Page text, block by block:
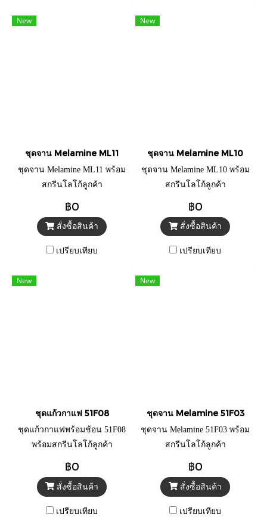
New
ชุดจาน Melamine ML11
ชุดจาน Melamine ML11 พร้อม
สกรีนโลโก้ลูกค้า
฿0
สั่งซื้อสินค้า
เปรียบเทียบ
New
ชุดจาน Melamine ML10
ชุดจาน Melamine ML10 พร้อม
สกรีนโลโก้ลูกค้า
฿0
สั่งซื้อสินค้า
เปรียบเทียบ
New
ชุดแก้วกาแฟ 51F08
ชุดแก้วกาแฟพร้อมช้อน 51F08
พร้อมสกรีนโลโก้ลูกค้า
฿0
สั่งซื้อสินค้า
เปรียบเทียบ
New
ชุดจาน Melamine 51F03
ชุดจาน Melamine 51F03 พร้อม
สกรีนโลโก้ลูกค้า
฿0
สั่งซื้อสินค้า
เปรียบเทียบ